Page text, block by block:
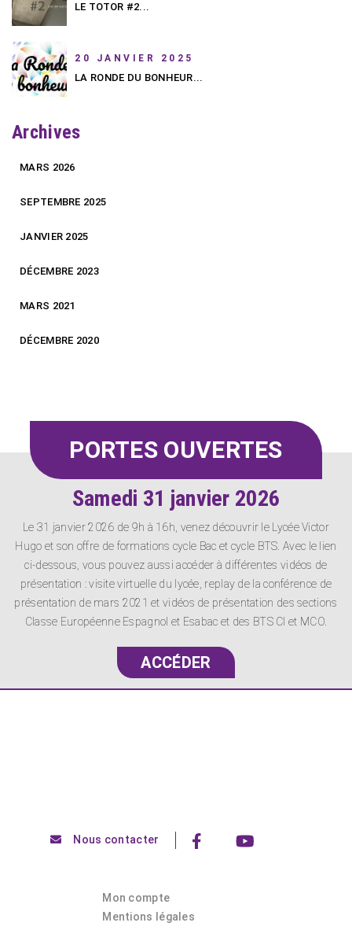
LE TOTOR #2...
20 JANVIER 2025
LA RONDE DU BONHEUR...
Archives
MARS 2026
SEPTEMBRE 2025
JANVIER 2025
DÉCEMBRE 2023
MARS 2021
DÉCEMBRE 2020
PORTES OUVERTES
Samedi 31 janvier 2026
Le 31 janvier 2026 de 9h à 16h, venez découvrir le Lycée Victor
Hugo et son offre de formations cycle Bac et cycle BTS. Avec le lien
ci-dessous, vous pouvez aussi accéder à différentes vidéos de
présentation : visite virtuelle du lycée, replay de la conférence de
présentation de mars 2021 et vidéos de présentation des sections
Classe Européenne Espagnol et Esabac et des BTS CI et MCO.
ACCÉDER
Nous contacter
Mon compte
Mentions légales